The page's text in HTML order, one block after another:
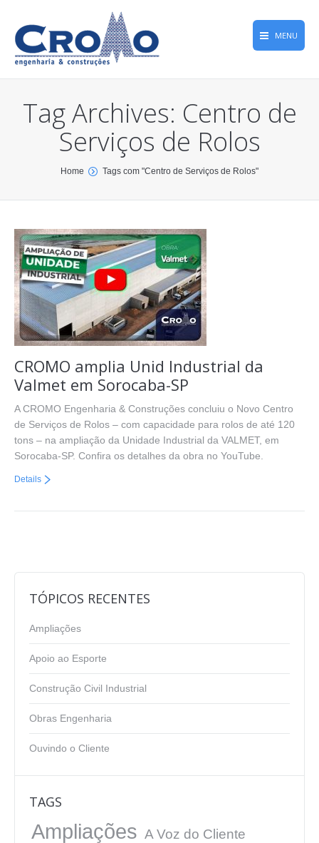
MENU
Obras
Empresa
Qualidade
Memória Greca
CROMONews
Contato
Tag Archives: Centro de
Serviços de Rolos
You are here:
Home Tags com "Centro de Serviços de Rolos"
CROMO amplia Unid Industrial da
Valmet em Sorocaba-SP
A CROMO Engenharia & Construções concluiu o Novo Centro
de Serviços de Rolos – com capacidade para rolos de até 120
tons – na ampliação da Unidade Industrial da VALMET, em
Sorocaba-SP. Confira os detalhes da obra no YouTube.
Details
TÓPICOS RECENTES
Ampliações
Apoio ao Esporte
Construção Civil Industrial
Obras Engenharia
Ouvindo o Cliente
TAGS
Ampliações A Voz do Cliente